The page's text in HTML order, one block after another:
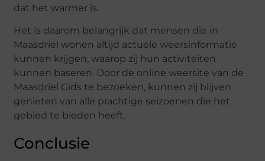
dat het warmer is.
Het is daarom belangrijk dat mensen die in
Maasdriel wonen altijd actuele weersinformatie
kunnen krijgen, waarop zij hun activiteiten
kunnen baseren. Door de online weersite van de
Maasdriel Gids te bezoeken, kunnen zij blijven
genieten van alle prachtige seizoenen die het
gebied te bieden heeft.
Conclusie